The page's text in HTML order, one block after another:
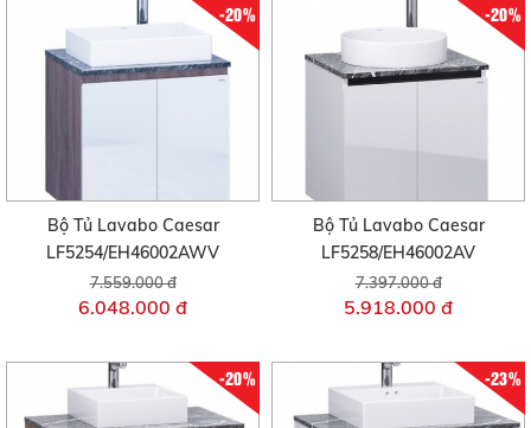
-20%
Bộ Tủ Lavabo Caesar
LF5254/EH46002AWV
7.559.000 đ
6.048.000 đ
-20%
Bộ Tủ Lavabo Caesar
LF5258/EH46002AV
7.397.000 đ
5.918.000 đ
-20% -23%